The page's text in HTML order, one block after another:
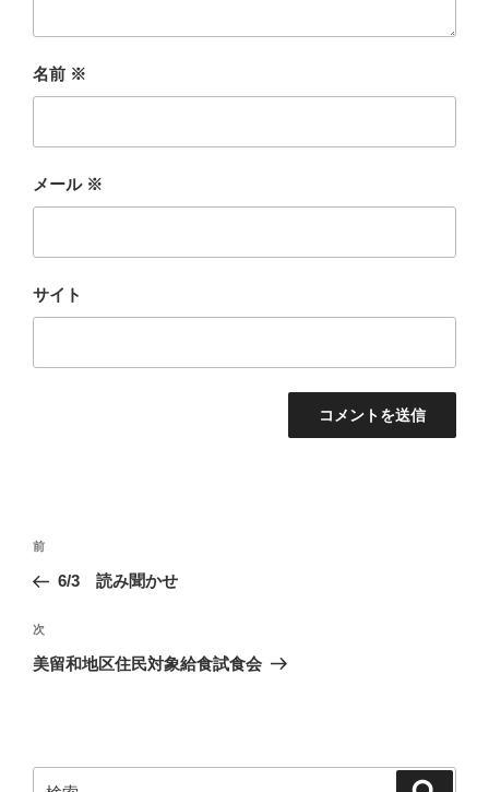
名前 ※
メール ※
サイト
投
ナ
ビ
ゲ
ン
前
の
稿
前
6/3 読み聞かせ
次
の
次
美留和地区住民対象給食試食会